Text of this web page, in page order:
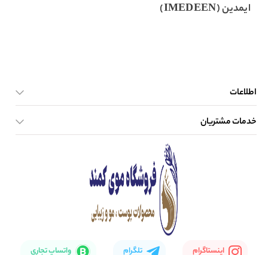
ایمدین (IMEDEEN)
اطلاعات
صفحه اصلی
خدمات مشتریان
اینستاگرام تلگرام واتساپ تجاری